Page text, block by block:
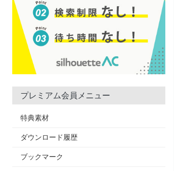
プレミアム会員メニュー
特典素材
ダウンロード履歴
ブックマーク